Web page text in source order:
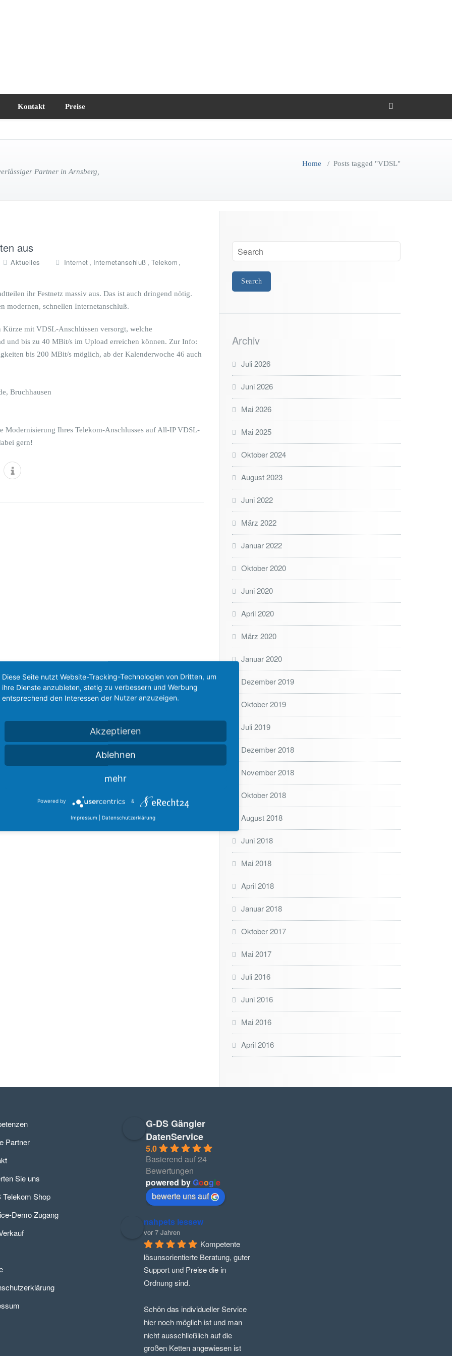
Kontakt Preise
Partner in Arnsberg,
Home / Posts tagged "VDSL"
aus
Aktuelles Internet , Internetanschluß , Telekom ,
ihr Festnetz massiv aus. Das ist auch dringend nötig.
modernen, schnellen Internetanschluß.
mit VDSL-Anschlüssen versorgt, welche
und bis zu 40 MBit/s im Upload erreichen können. Zur Info:
bis 200 MBit/s möglich, ab der Kalenderwoche 46 auch
Bruchhausen
Modernisierung Ihres Telekom-Anschlusses auf All-IP VDSL-
gern!
Archiv
Juli 2026
Juni 2026
Mai 2026
Mai 2025
Oktober 2024
August 2023
Juni 2022
März 2022
Januar 2022
Oktober 2020
Juni 2020
April 2020
März 2020
Januar 2020
Dezember 2019
Oktober 2019
Juli 2019
Dezember 2018
November 2018
Oktober 2018
August 2018
Juni 2018
Mai 2018
April 2018
Januar 2018
Oktober 2017
Mai 2017
Juli 2016
Juni 2016
Mai 2016
April 2016
Partner
Sie uns
Telekom Shop
Demo Zugang
G-DS Gängler
DatenService
5.0
Basierend auf 24
Bewertungen
powered byGoogle
bewerte uns auf
nahpets lessew
vor 7 Jahren
Kompetente
lösunsorientierte Beratung, guter
Support und Preise die in
Ordnung sind.
Schön das individueller Service
hier noch möglich ist und man
nicht ausschließlich auf die
großen Ketten angewiesen ist
Diese Seite nutzt Website-Tracking-Technologien von Dritten, um
ihre Dienste anzubieten, stetig zu verbessern und Werbung
entsprechend den Interessen der Nutzer anzuzeigen.
Akzeptieren
Ablehnen
mehr
Powered by &
Impressum | Datenschutzerklärung